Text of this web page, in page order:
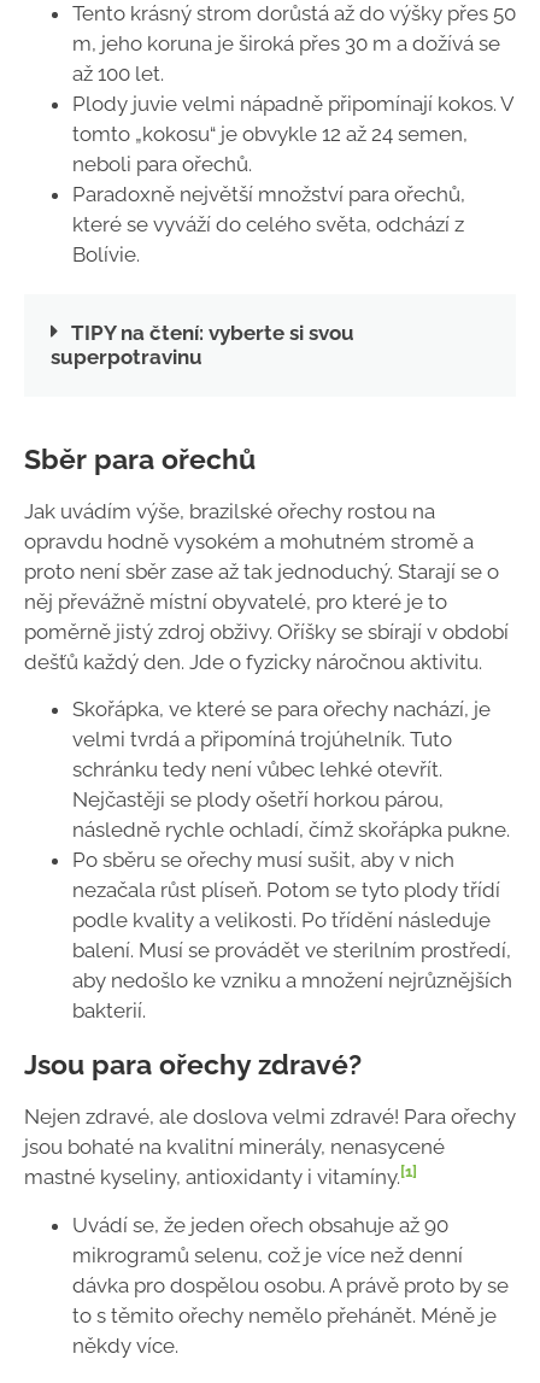
Tento krásný strom dorůstá až do výšky přes 50
m, jeho koruna je široká přes 30 m a dožívá se
až 100 let.
Plody juvie velmi nápadně připomínají kokos. V
tomto „kokosu“ je obvykle 12 až 24 semen,
neboli para ořechů.
Paradoxně největší množství para ořechů,
které se vyváží do celého světa, odchází z
Bolívie.
TIPY na čtení: vyberte si svou
superpotravinu
Sběr para ořechů
Jak uvádím výše, brazilské ořechy rostou na
opravdu hodně vysokém a mohutném stromě a
proto není sběr zase až tak jednoduchý. Starají se o
něj převážně místní obyvatelé, pro které je to
poměrně jistý zdroj obživy. Oříšky se sbírají v období
dešťů každý den. Jde o fyzicky náročnou aktivitu.
Skořápka, ve které se para ořechy nachází, je
velmi tvrdá a připomíná trojúhelník. Tuto
schránku tedy není vůbec lehké otevřít.
Nejčastěji se plody ošetří horkou párou,
následně rychle ochladí, čímž skořápka pukne.
Po sběru se ořechy musí sušit, aby v nich
nezačala růst plíseň. Potom se tyto plody třídí
podle kvality a velikosti. Po třídění následuje
balení. Musí se provádět ve sterilním prostředí,
aby nedošlo ke vzniku a množení nejrůznějších
bakterií.
Jsou para ořechy zdravé?
Nejen zdravé, ale doslova velmi zdravé! Para ořechy
jsou bohaté na kvalitní minerály, nenasycené
mastné kyseliny, antioxidanty i vitamíny. [1]
Uvádí se, že jeden ořech obsahuje až 90
mikrogramů selenu, což je více než denní
dávka pro dospělou osobu. A právě proto by se
to s těmito ořechy nemělo přehánět. Méně je
někdy více.